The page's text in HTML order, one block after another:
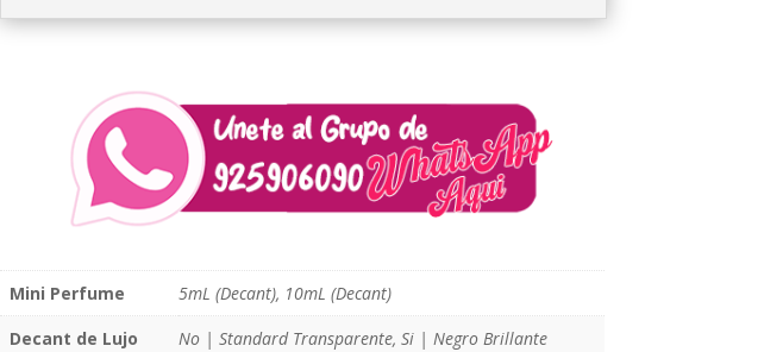
Mini Perfume
5mL (Decant), 10mL (Decant)
Decant de Lujo
No | Standard Transparente, Si | Negro Brillante